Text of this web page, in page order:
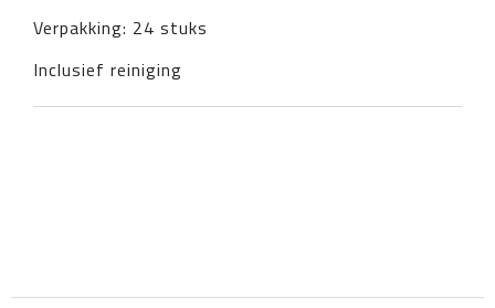
Verpakking: 24 stuks
Inclusief reiniging